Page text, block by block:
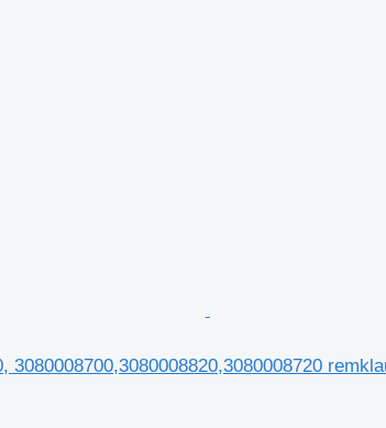
3080008700,3080008820,3080008720